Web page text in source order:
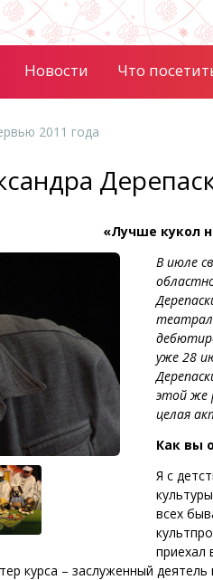
Новости Что
2011 года
«Лучше кукол
В июле
уже 28
этой же
целая
Как вы
Я с
всех
приехал
курса – заслуженный